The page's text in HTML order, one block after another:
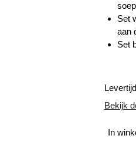
Set
aan
Set
Bekijk
In